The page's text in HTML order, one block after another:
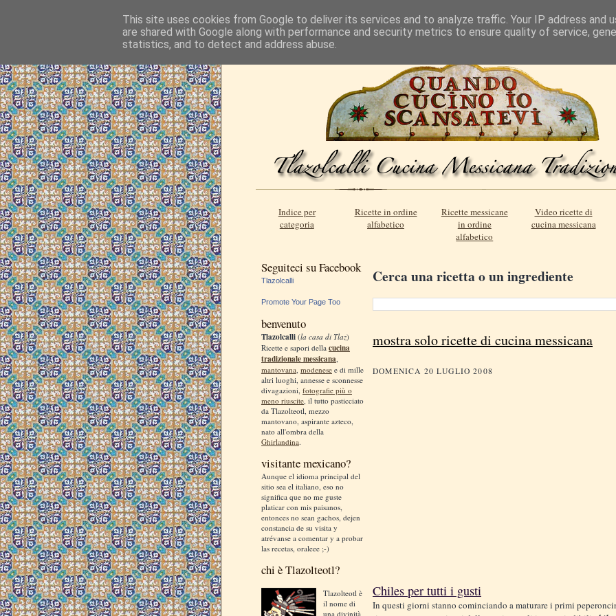
Indice per
categoria
Ricette in ordine
alfabetico
Ricette messicane
in ordine
alfabetico
Video ricette di
cucina messicana
Seguiteci su Facebook
Tlazolcalli
Promote Your Page Too
benvenuto
Tlazolcalli (la casa di Tlaz)
Ricette e sapori della cucina
tradizionale messicana
mantovana modenese e di mille
altri luoghi, annesse e sconnesse
divagazioni, fotografie più o
meno riuscite , il tutto pasticciato
da Tlazolteotl, mezzo
mantovano, aspirante azteco,
nato all'ombra della
Ghirlandina.
visitante mexicano?
Aunque el idioma principal del
sitio sea el italiano, eso no
significa que no me guste
platicar con mis paisanos,
entonces no sean gachos, dejen
constancia de su visita y
atrévanse a comentar y a probar
las recetas, oraleee ;-)
chi è Tlazolteotl?
Tlazolteotl è
il nome di
una divinità
Cerca una ricetta o un ingrediente
mostra solo ricette di cucina messicana
DOMENICA 20 LUGLIO 2008
Chiles per tutti i gusti
In questi giorni stanno cominciando a maturare i primi
This site uses cookies from Google to deliver its services and to analyze traffic. Your IP address and
are shared with Google along with performance and security metrics to ensure quality of service,
statistics, and to detect and address abuse.